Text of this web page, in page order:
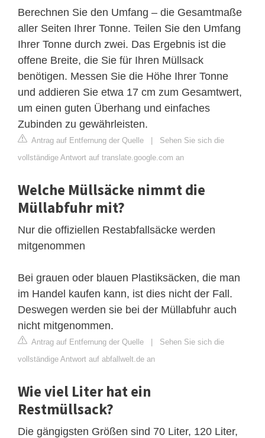
Berechnen Sie den Umfang – die Gesamtmaße
aller Seiten Ihrer Tonne. Teilen Sie den Umfang
Ihrer Tonne durch zwei. Das Ergebnis ist die
offene Breite, die Sie für Ihren Müllsack
benötigen. Messen Sie die Höhe Ihrer Tonne
und addieren Sie etwa 17 cm zum Gesamtwert,
um einen guten Überhang und einfaches
Zubinden zu gewährleisten.
Antrag auf Entfernung der Quelle | Sehen Sie sich die
vollständige Antwort auf translate.google.com an
Welche Müllsäcke nimmt die
Müllabfuhr mit?
Nur die offiziellen Restabfallsäcke werden
mitgenommen
Bei grauen oder blauen Plastiksäcken, die man
im Handel kaufen kann, ist dies nicht der Fall.
Deswegen werden sie bei der Müllabfuhr auch
nicht mitgenommen.
Antrag auf Entfernung der Quelle | Sehen Sie sich die
vollständige Antwort auf abfallwelt.de an
Wie viel Liter hat ein
Restmüllsack?
Die gängigsten Größen sind 70 Liter, 120 Liter,